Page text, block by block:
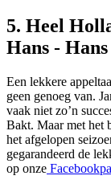
5. Heel
Hans -
Een lekkere
geen genoeg van.
vaak niet zo’n
Bakt. Maar met het
het afgelopen
gegarandeerd de
op onze